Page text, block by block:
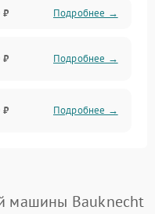
₽ Подробнее →
₽ Подробнее →
₽ Подробнее →
Подробнее →
машины Bauknecht